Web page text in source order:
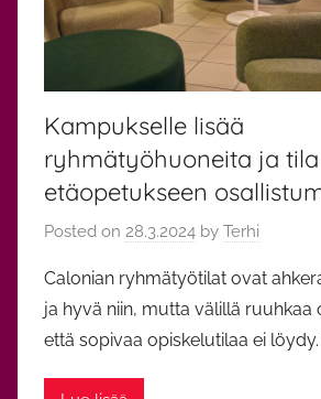
Kampukselle lisää
ryhmätyöhuoneita ja tila
etäopetukseen
Posted on 28.3.2024 by Terhi
Calonian ryhmätyötilat ovat
ja hyvä niin, mutta välillä ruuhkaa
että sopivaa opiskelutilaa ei